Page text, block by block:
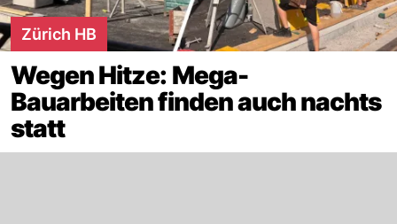
Zürich HB
Wegen Hitze: Mega-
Bauarbeiten finden auch nachts
statt